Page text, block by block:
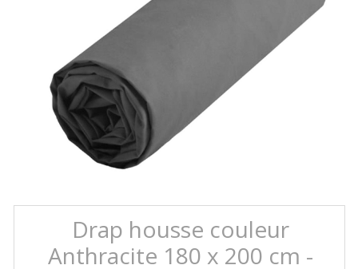
Drap housse couleur
Anthracite 180 x 200 cm -